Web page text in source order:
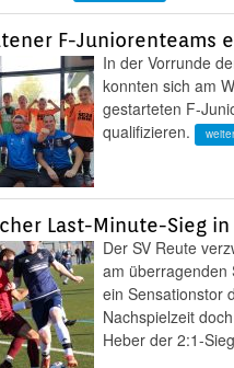
F-Juniorenteams
In der Vorrunde
konnten sich am
gestarteten F-
qualifizieren.
Last-Minute-Sieg
Der SV Reute
am überragenden
ein Sensationstor
Nachspielzeit
Heber der 2:1-